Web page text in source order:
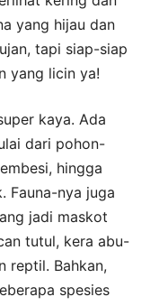
yang hijau dan
tapi siap-siap
yang licin ya!
kaya. Ada
dari pohon-
hingga
Fauna-nya juga
jadi maskot
tutul, kera abu-
reptil. Bahkan,
spesies